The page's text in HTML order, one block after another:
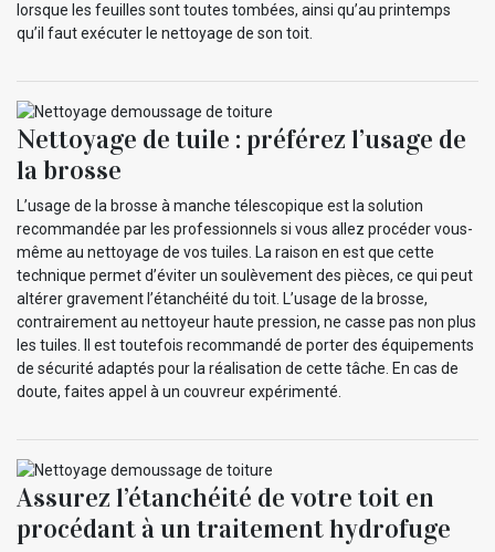
lorsque les feuilles sont toutes tombées, ainsi qu’au printemps
qu’il faut exécuter le nettoyage de son toit.
Nettoyage de tuile : préférez l’usage de
la brosse
L’usage de la brosse à manche télescopique est la solution
recommandée par les professionnels si vous allez procéder vous-
même au nettoyage de vos tuiles. La raison en est que cette
technique permet d’éviter un soulèvement des pièces, ce qui peut
altérer gravement l’étanchéité du toit. L’usage de la brosse,
contrairement au nettoyeur haute pression, ne casse pas non plus
les tuiles. Il est toutefois recommandé de porter des équipements
de sécurité adaptés pour la réalisation de cette tâche. En cas de
doute, faites appel à un couvreur expérimenté.
Assurez l’étanchéité de votre toit en
procédant à un traitement hydrofuge